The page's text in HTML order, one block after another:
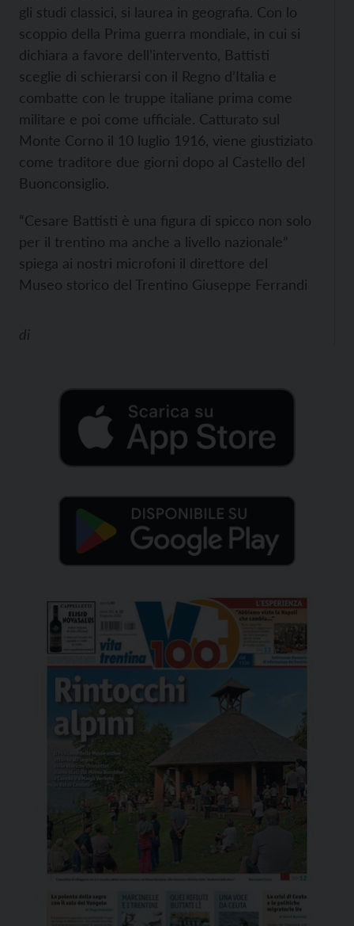
gli studi classici, si laurea in geografia. Con lo
scoppio della Prima guerra mondiale, in cui si
dichiara a favore dell’intervento, Battisti
sceglie di schierarsi con il Regno d’Italia e
combatte con le truppe italiane prima come
militare e poi come ufficiale. Catturato sul
Monte Corno il 10 luglio 1916, viene giustiziato
come traditore due giorni dopo al Castello del
Buonconsiglio.
“Cesare Battisti è una figura di spicco non solo
per il trentino ma anche a livello nazionale”
spiega ai nostri microfoni il direttore del
Museo storico del Trentino Giuseppe Ferrandi
di